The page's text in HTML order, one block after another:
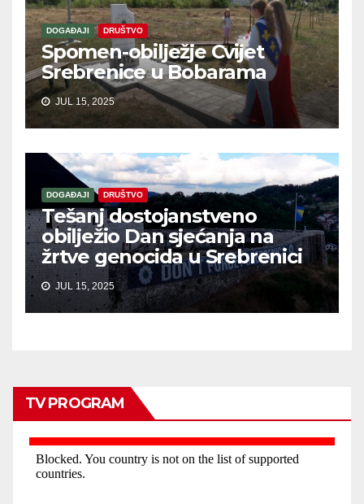
DOGAĐAJI DRUŠTVO
Spomen-obilježje Cvijet
Srebrenice u Bobarama
JUL 15, 2025
DOGAĐAJI DRUŠTVO
Tešanj dostojanstveno
obilježio Dan sjećanja na
žrtve genocida u Srebrenici
JUL 15, 2025
TV PROGRAM